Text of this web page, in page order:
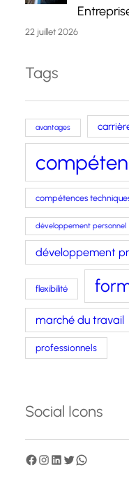
22 juillet 2026
Tags
avantages
compétences
développement personnel
développement
flexibilité
marché du travail
professionnels
Social Icons
F I
L T W